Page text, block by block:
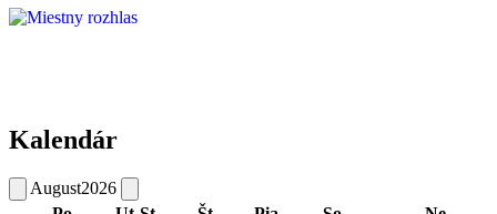
Kalendár
August2026